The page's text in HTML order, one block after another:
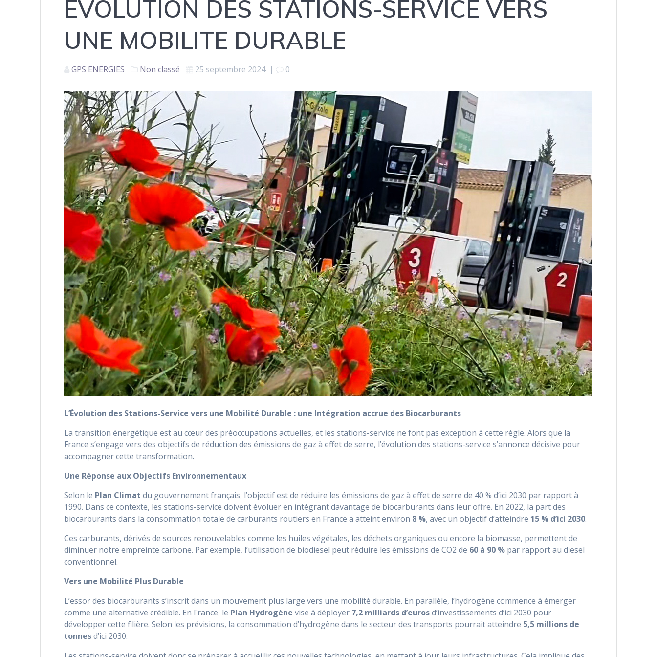
EVOLUTION DES STATIONS-SERVICE VERS
UNE MOBILITE DURABLE
GPS ENERGIES Non classé 25 septembre 2024| 0
L’Évolution des Stations-Service vers une Mobilité Durable : une Intégration accrue des Biocarburants
La transition énergétique est au cœur des préoccupations actuelles, et les stations-service ne font pas exception à cette règle. Alors que la
France s’engage vers des objectifs de réduction des émissions de gaz à effet de serre, l’évolution des stations-service s’annonce décisive pour
accompagner cette transformation.
Une Réponse aux Objectifs Environnementaux
Selon le Plan Climat du gouvernement français, l’objectif est de réduire les émissions de gaz à effet de serre de 40 % d’ici 2030 par rapport à
1990. Dans ce contexte, les stations-service doivent évoluer en intégrant davantage de biocarburants dans leur offre. En 2022, la part des
biocarburants dans la consommation totale de carburants routiers en France a atteint environ 8 %, avec un objectif d’atteindre 15 % d’ici 2030.
Ces carburants, dérivés de sources renouvelables comme les huiles végétales, les déchets organiques ou encore la biomasse, permettent de
diminuer notre empreinte carbone. Par exemple, l’utilisation de biodiesel peut réduire les émissions de CO2 de 60 à 90 % par rapport au diesel
conventionnel.
Vers une Mobilité Plus Durable
L’essor des biocarburants s’inscrit dans un mouvement plus large vers une mobilité durable. En parallèle, l’hydrogène commence à émerger
comme une alternative crédible. En France, le Plan Hydrogène vise à déployer 7,2 milliards d’eurosd’investissements d’ici 2030 pour
développer cette filière. Selon les prévisions, la consommation d’hydrogène dans le secteur des transports pourrait atteindre 5,5 millions de
tonnesd’ici 2030.